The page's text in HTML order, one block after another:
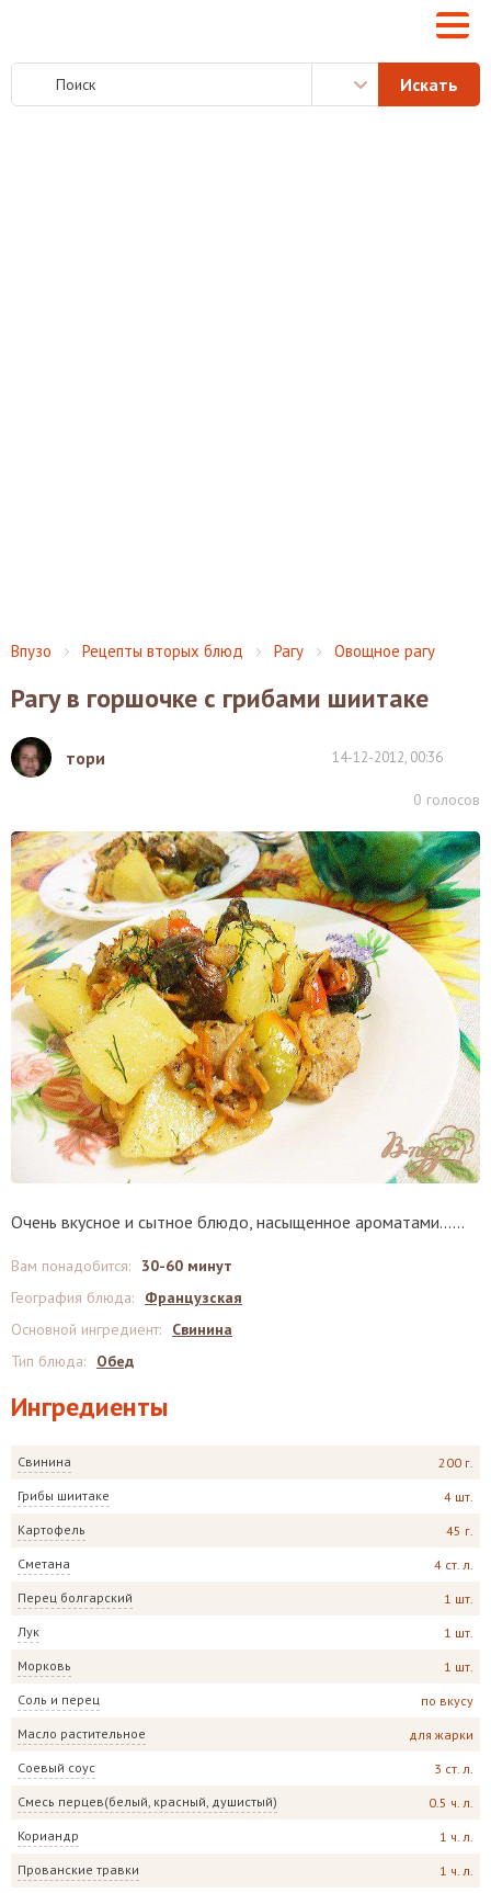
Впузо Рецепты вторых блюд Рагу Овощное рагу
Рагу в горшочке с грибами шиитаке
тори 14-12-2012, 00:36
0 голосов
Очень вкусное и сытное блюдо, насыщенное ароматами......
Ингредиенты
Свинина 200 г.
Грибы шиитаке 4 шт.
Картофель 45 г.
Сметана 4 ст. л.
Перец болгарский 1 шт.
Лук 1 шт.
Морковь 1 шт.
Соль и перец по вкусу
Масло растительное для жарки
Соевый соус 3 ст. л.
Смесь перцев(белый, красный, душистый) 0.5 ч. л.
Кориандр 1 ч. л.
Прованские травки 1 ч. л.
Вам понадобится:
30-60 минут
География блюда:
Французская
Основной ингредиент:
Свинина
Тип блюда: Обед